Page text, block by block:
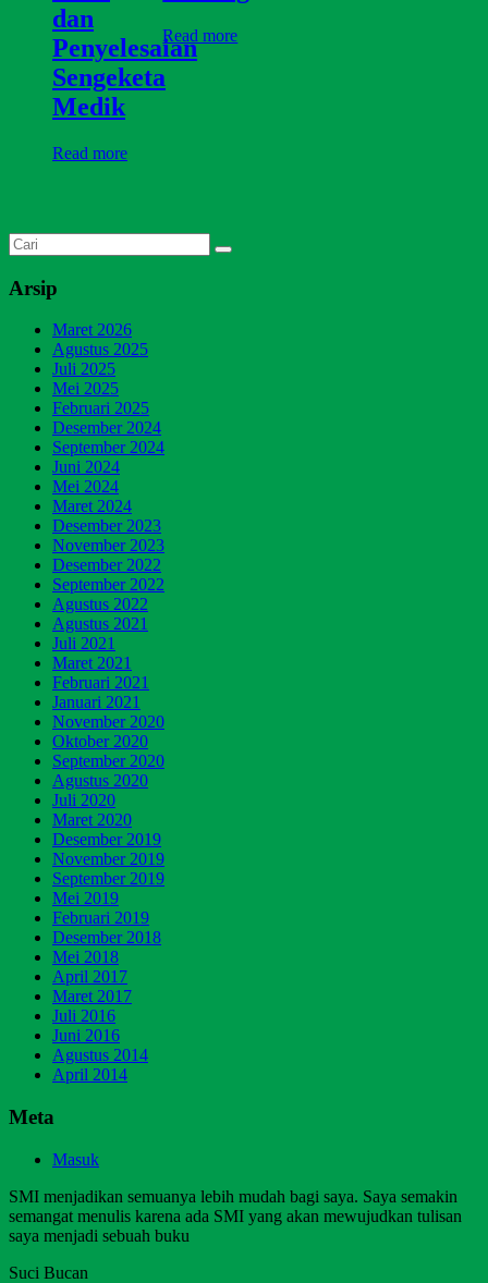
dan
Penyelesaian
Sengeketa
Medik
Read more
Read more
Arsip
Maret 2026
Agustus 2025
Juli 2025
Mei 2025
Februari 2025
Desember 2024
September 2024
Juni 2024
Mei 2024
Maret 2024
Desember 2023
November 2023
Desember 2022
September 2022
Agustus 2022
Agustus 2021
Juli 2021
Maret 2021
Februari 2021
Januari 2021
November 2020
Oktober 2020
September 2020
Agustus 2020
Juli 2020
Maret 2020
Desember 2019
November 2019
September 2019
Mei 2019
Februari 2019
Desember 2018
Mei 2018
April 2017
Maret 2017
Juli 2016
Juni 2016
Agustus 2014
April 2014
Meta
Masuk
SMI menjadikan semuanya lebih mudah bagi saya. Saya semakin
semangat menulis karena ada SMI yang akan mewujudkan tulisan
saya menjadi sebuah buku
Suci Bucan